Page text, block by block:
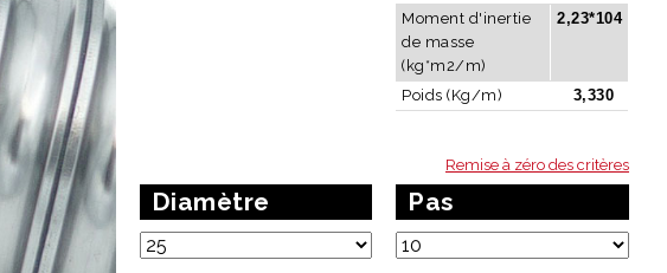
Moment d'inertie
de masse
(kg*m2/m)
2,23*104
Poids (Kg/m) 3,330
Remise à zéro des critères
Diamètre Pas